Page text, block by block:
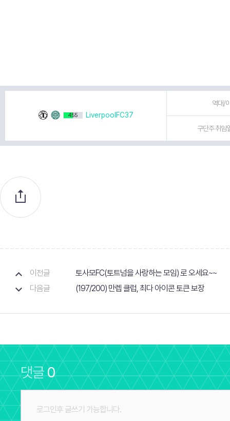
455 LiverpoolFC37
역대/
구단주 취임
이전글
토사모FC(토트넘을 사랑하는 모임) 로 오세요~~
다음글
(197/200) 만렙 클럽, 최다 아이콘 토큰 보장
댓글0